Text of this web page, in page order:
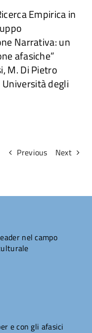
Empirica in
Narrativa: un
afasiche”
M. Di Pietro
degli
Previous Next
nel campo
e con gli afasici